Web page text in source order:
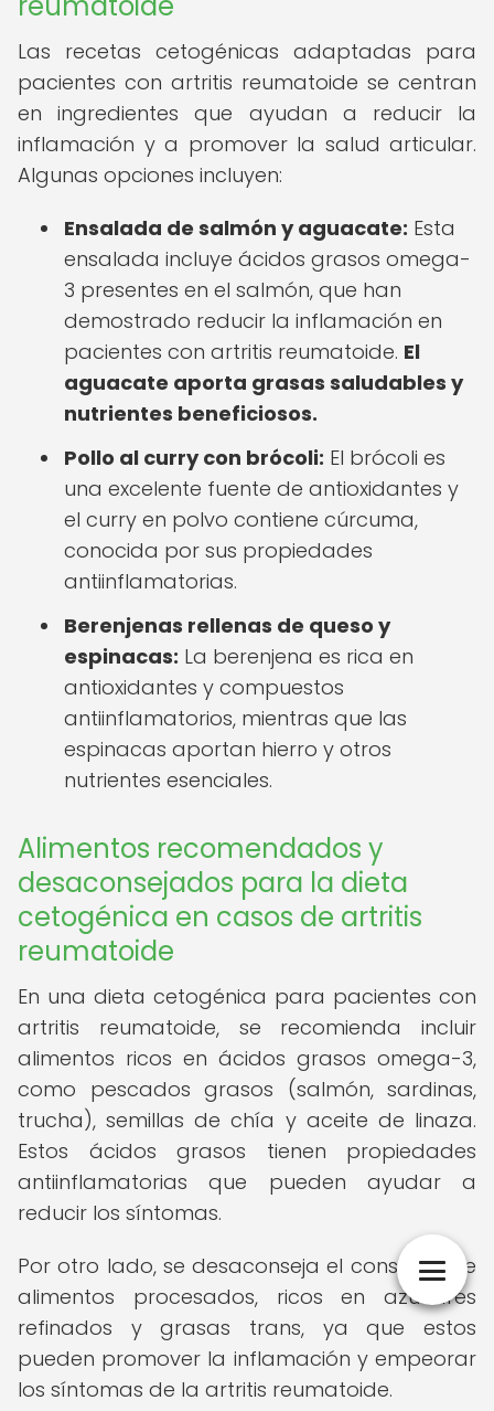
Las recetas cetogénicas adaptadas para
pacientes con artritis reumatoide se centran
en ingredientes que ayudan a reducir la
inflamación y a promover la salud articular.
Algunas opciones incluyen:
Ensalada de salmón y aguacate: Esta
ensalada incluye ácidos grasos omega-
3 presentes en el salmón, que han
demostrado reducir la inflamación en
pacientes con artritis reumatoide. El
aguacate aporta grasas saludables y
nutrientes beneficiosos.
Pollo al curry con brócoli: El brócoli es
una excelente fuente de antioxidantes y
el curry en polvo contiene cúrcuma,
conocida por sus propiedades
antiinflamatorias.
Berenjenas rellenas de queso y
espinacas: La berenjena es rica en
antioxidantes y compuestos
antiinflamatorios, mientras que las
espinacas aportan hierro y otros
nutrientes esenciales.
Alimentos recomendados y
desaconsejados para la dieta
cetogénica en casos de artritis
reumatoide
En una dieta cetogénica para pacientes con
artritis reumatoide, se recomienda incluir
alimentos ricos en ácidos grasos omega-3,
como pescados grasos (salmón, sardinas,
trucha), semillas de chía y aceite de linaza.
Estos ácidos grasos tienen propiedades
antiinflamatorias que pueden ayudar a
reducir los síntomas.
Por otro lado, se desaconseja el consumo de
alimentos procesados, ricos en azúcares
refinados y grasas trans, ya que estos
pueden promover la inflamación y empeorar
los síntomas de la artritis reumatoide.